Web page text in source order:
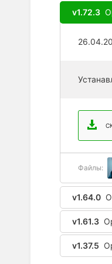
v1.72.3
Файлы:
v1.64.0
v1.61.3
v1.37.5